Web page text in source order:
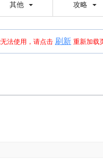
其他 攻略
法使用，请点击 刷新 重新加载
清除页面缓存并刷新，如果还有